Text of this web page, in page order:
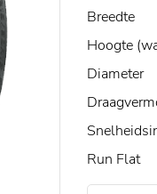
Breedte
Hoogte
Diameter
Run Flat